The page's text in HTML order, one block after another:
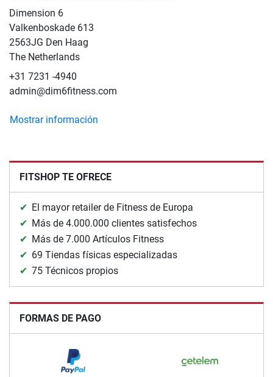
Dimension 6
Valkenboskade 613
2563JG Den Haag
The Netherlands
+31 7231 -4940
admin@dim6fitness.com
Mostrar información
FITSHOP TE OFRECE
El mayor retailer de Fitness de Europa
Más de 4.000.000 clientes satisfechos
Más de 7.000 Artículos Fitness
69 Tiendas físicas especializadas
75 Técnicos propios
FORMAS DE PAGO